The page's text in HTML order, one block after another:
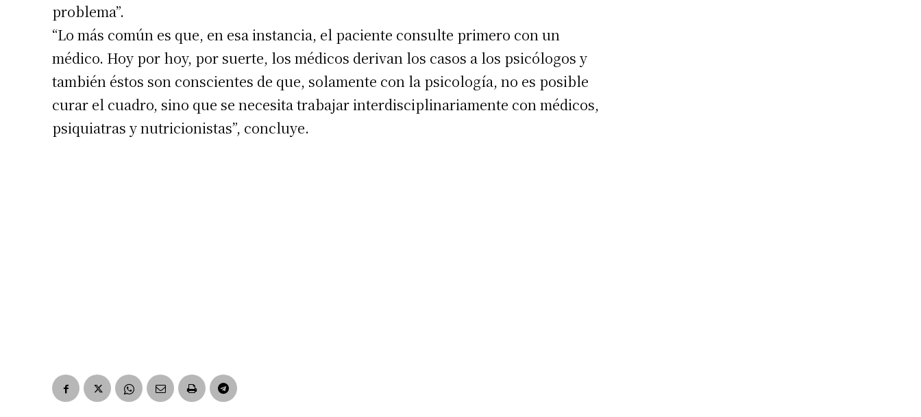
problema”.
“Lo más común es que, en esa instancia, el paciente consulte primero con un
médico. Hoy por hoy, por suerte, los médicos derivan los casos a los psicólogos y
también éstos son conscientes de que, solamente con la psicología, no es posible
curar el cuadro, sino que se necesita trabajar interdisciplinariamente con médicos,
psiquiatras y nutricionistas”, concluye.